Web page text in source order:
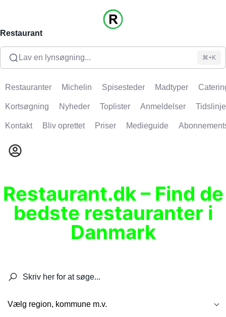
Restaurant
Lav en lynsøgning... ⌘+K
Restauranter Michelin Spisesteder Madtyper
Kortsøgning Nyheder Toplister Anmeldelser Tidslinje
Kontakt Bliv oprettet Priser Medieguide
Restaurant.dk – Find de
bedste restauranter i
Danmark
Vælg region, kommune m.v.